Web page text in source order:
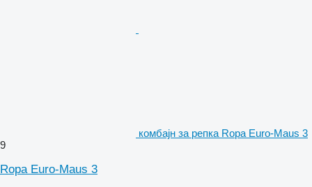
комбајн за репка Ropa Euro-Maus 3
9
Ropa Euro-Maus 3